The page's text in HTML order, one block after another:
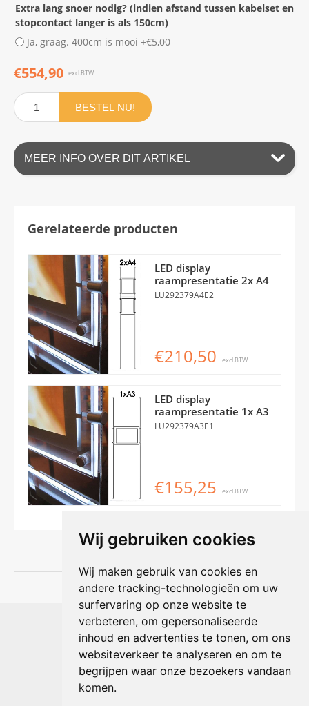
Wij gebruiken cookies
Wij maken gebruik van cookies en
andere tracking-technologieën om uw
surfervaring op onze website te
verbeteren, om gepersonaliseerde
inhoud en advertenties te tonen, om ons
websiteverkeer te analyseren en om te
begrijpen waar onze bezoekers vandaan
komen.
Extra lang snoer nodig? (indien afstand tussen kabelset en
stopcontact langer is als 150cm)
Ja, graag. 400cm is mooi +€5,00
€554,90 excl.BTW
BESTEL NU!
MEER INFO OVER DIT ARTIKEL
Gerelateerde producten
LED display
raampresentatie 2x A4
LU292379A4E2
€210,50 excl.BTW
LED display
raampresentatie 1x A3
LU292379A3E1
€155,25 excl.BTW
Shophouse online
Max Planckstraat 4
6716 BE Ede, Nederland
Telefoon:+31(0)318 618 121
E-mail: info@shophouse.nl
Geopend: ma t/m vr 09:00-17:00 uur